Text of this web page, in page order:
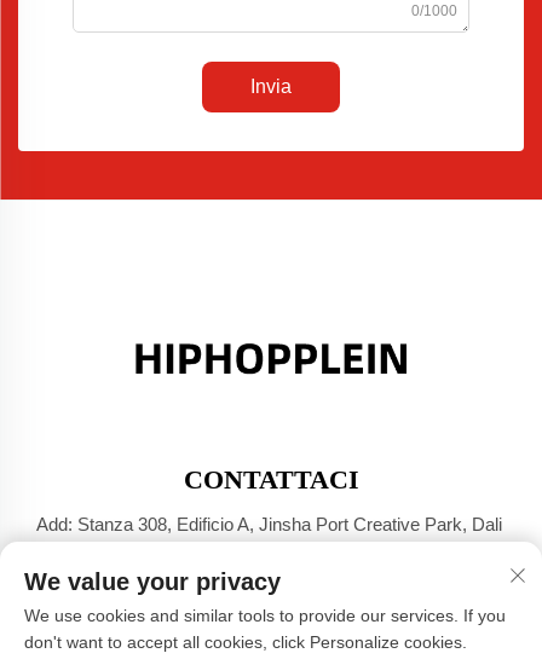
0/1000
Invia
CONTATTACI
Add: Stanza 308, Edificio A, Jinsha Port Creative Park, Dali
Tel: +86-17304049586
E-mail:[email protected]
We value your privacy
We use cookies and similar tools to provide our services. If you
don't want to accept all cookies, click Personalize cookies.